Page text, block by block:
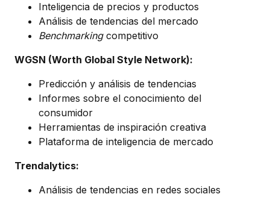
Inteligencia de precios y productos
Análisis de tendencias del mercado
Benchmarkingcompetitivo
WGSN (Worth Global Style Network):
Predicción y análisis de tendencias
Informes sobre el conocimiento del
consumidor
Herramientas de inspiración creativa
Plataforma de inteligencia de mercado
Trendalytics:
Análisis de tendencias en redes sociales